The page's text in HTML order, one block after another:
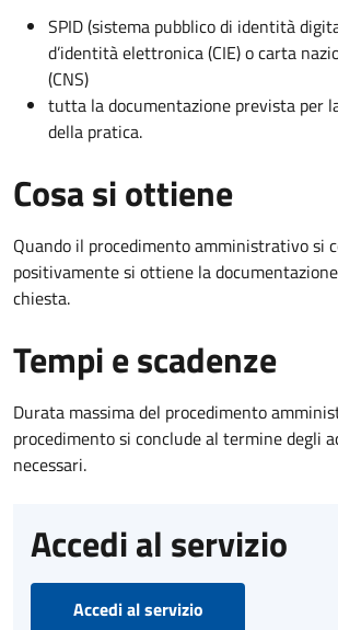
SPID (sistema pubblico di identità
d’identità elettronica (CIE) o carta
(CNS)
tutta la documentazione prevista per
della pratica.
Cosa si ottiene
Quando il procedimento amministrativo si
positivamente si ottiene la
chiesta.
Tempi e scadenze
Durata massima del procedimento
procedimento si conclude al termine degli
necessari.
Accedi al servizio
Accedi al servizio